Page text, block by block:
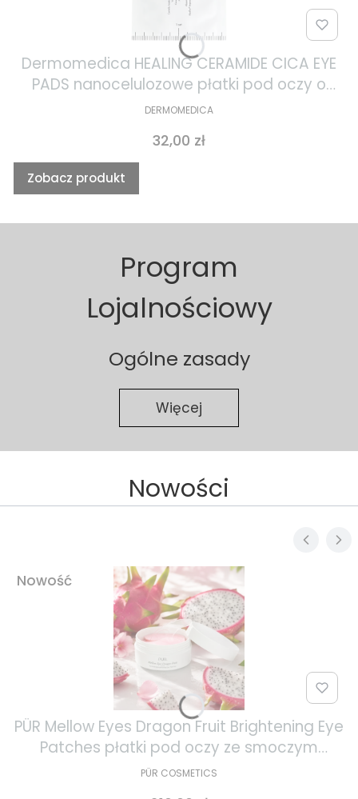
Dermomedica HEALING CERAMIDE CICA EYE
PADS nanocelulozowe płatki pod oczy o
działaniu gojącym i przeciwstarzeniowym
DERMOMEDICA
Cena
32,00 zł
Zobacz produkt
Program
Lojalnościowy
Ogólne zasady
Więcej
Nowości
Nowość
PÜR Mellow Eyes Dragon Fruit Brightening Eye
Patches płatki pod oczy ze smoczym
owocem 30 par
PÜR COSMETICS